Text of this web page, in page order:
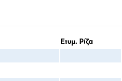
Ετυμ. Ρίζα